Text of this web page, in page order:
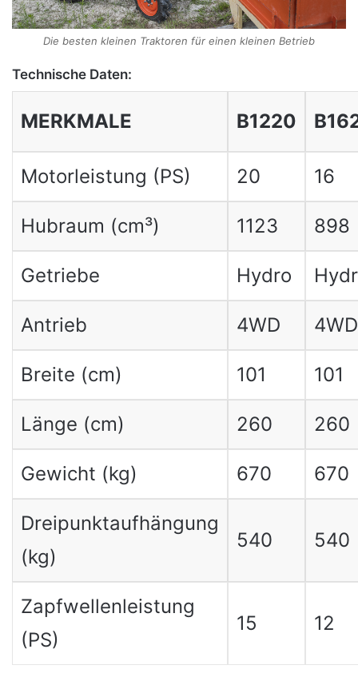
Die besten kleinen Traktoren für einen kleinen Betrieb
Technische Daten:
MERKMALE B1220
Motorleistung (PS) 20 16
Hubraum (cm³) 1123 898
Getriebe Hydro
Antrieb 4WD 4WD
Breite (cm) 101 101
Länge (cm) 260 260
Gewicht (kg) 670 670
Dreipunktaufhängung
(kg)
540 540
Zapfwellenleistung
(PS)
15 12